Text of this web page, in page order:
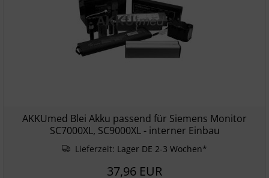
AKKUmed Blei Akku passend für Siemens Monitor
SC7000XL, SC9000XL - interner Einbau
Lieferzeit: Lager DE 2-3 Wochen*
37,96 EUR